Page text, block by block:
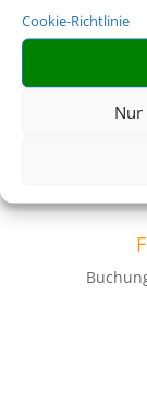
Cookie-Richtlinie
Nur